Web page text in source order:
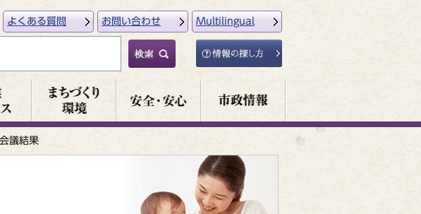
よくある質問 お問い合わせ Multilingual
議結果